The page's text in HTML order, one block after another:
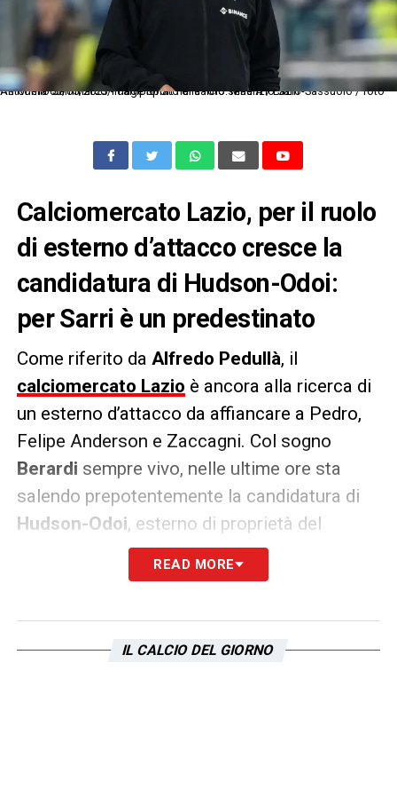
As Roma 03/05/2023 - campionato di calcio serie A / Lazio-Sassuolo / foto Antonello Sammarco/Image Sport nella foto: Maurizio Sarri
Calciomercato Lazio, per il ruolo
di esterno d’attacco cresce la
candidatura di Hudson-Odoi:
per Sarri è un predestinato
Come riferito da Alfredo Pedullà, il
calciomercato Lazio è ancora alla ricerca di
un esterno d’attacco da affiancare a Pedro,
Felipe Anderson e Zaccagni. Col sogno
Berardi sempre vivo, nelle ultime ore sta
salendo prepotentemente la candidatura di
Hudson-Odoi, esterno di proprietà del
Chelsea nell’ultima stagione in prestito al
Bayer Leverkusen.
Il ragazzo è un vero e proprio pupillo diSarri
tanto che nella sua esperienza al Chelsea lo
READ MORE
IL CALCIO DEL GIORNO